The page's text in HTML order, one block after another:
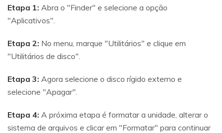
Etapa 1: Abra o "Finder" e selecione a opção
"Aplicativos".
Etapa 2: No menu, marque "Utilitários" e clique em
"Utilitários de disco".
Etapa 3: Agora selecione o disco rígido externo e
selecione "Apagar".
Etapa 4: A próxima etapa é formatar a unidade, alterar o
sistema de arquivos e clicar em "Formatar" para continuar